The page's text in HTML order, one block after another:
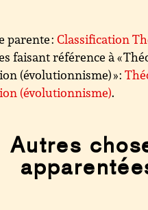
parente :Classification
faisant référence à «
(évolutionnisme) » :
(évolutionnisme).
Autres